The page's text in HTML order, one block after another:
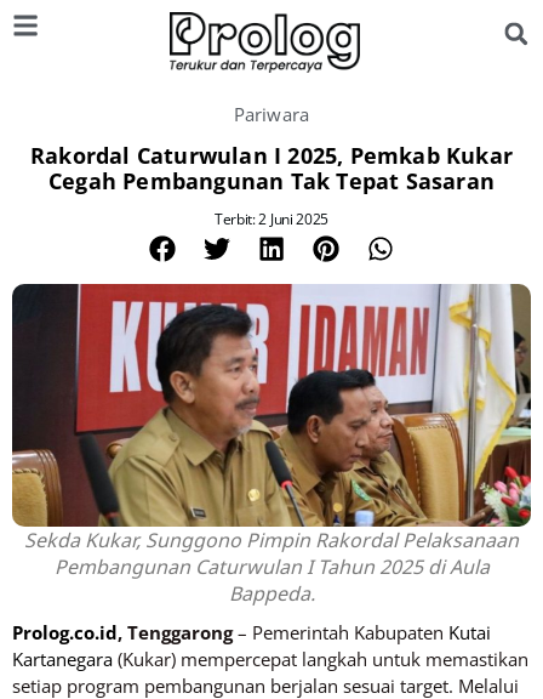
Pariwara
Rakordal Caturwulan I 2025, Pemkab Kukar
Cegah Pembangunan Tak Tepat Sasaran
Terbit: 2 Juni 2025
Sekda Kukar, Sunggono Pimpin Rakordal Pelaksanaan
Pembangunan Caturwulan I Tahun 2025 di Aula
Bappeda.
Prolog.co.id, Tenggarong– Pemerintah Kabupaten Kutai
Kartanegara (Kukar) mempercepat langkah untuk memastikan
setiap program pembangunan berjalan sesuai target. Melalui